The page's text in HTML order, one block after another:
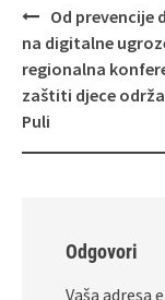
Navigacija
objava
Od prevencije
na digitalne
regionalna
zaštiti djece
Puli
Odgovori
Vaša adresa